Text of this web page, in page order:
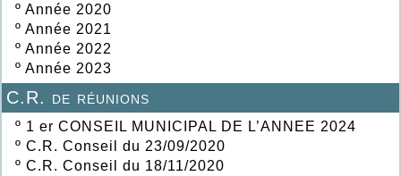
º Année 2020
º Année 2021
º Année 2022
º Année 2023
C.R. de réunions
º 1 er CONSEIL MUNICIPAL DE L’ANNEE 2024
º C.R. Conseil du 23/09/2020
º C.R. Conseil du 18/11/2020